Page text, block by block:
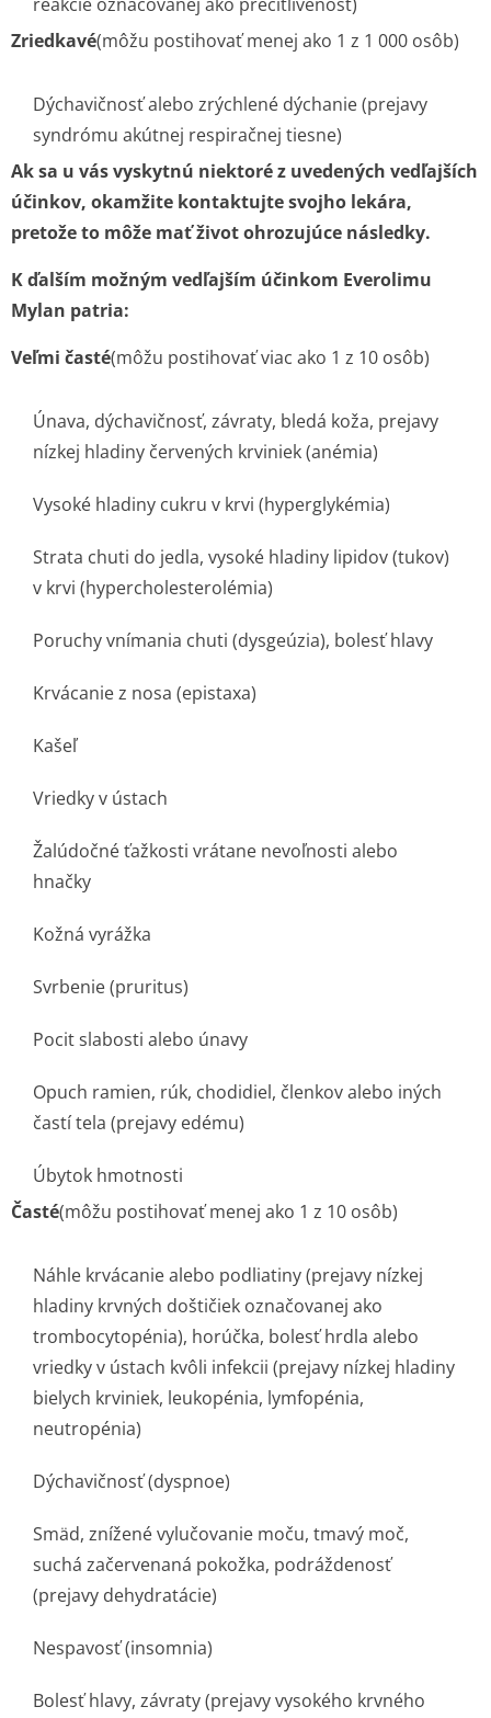
Zriedkavé(môžu postihovať menej ako 1 z 1 000 osôb)
Dýchavičnosť alebo zrýchlené dýchanie (prejavy
syndrómu akútnej respiračnej tiesne)
Ak sa u vás vyskytnú niektoré z uvedených vedľajších
účinkov, okamžite kontaktujte svojho lekára,
pretože to môže mať život ohrozujúce následky.
K ďalším možným vedľajším účinkom Everolimu
Mylan patria:
Veľmi časté(môžu postihovať viac ako 1 z 10 osôb)
Únava, dýchavičnosť, závraty, bledá koža, prejavy
nízkej hladiny červených krviniek (anémia)
Vysoké hladiny cukru v krvi (hyperglykémia)
Strata chuti do jedla, vysoké hladiny lipidov (tukov)
v krvi (hypercholeste­rolémia)
Poruchy vnímania chuti (dysgeúzia), bolesť hlavy
Krvácanie z nosa (epistaxa)
Kašeľ
Vriedky v ústach
Žalúdočné ťažkosti vrátane nevoľnosti alebo
hnačky
Kožná vyrážka
Svrbenie (pruritus)
Pocit slabosti alebo únavy
Opuch ramien, rúk, chodidiel, členkov alebo iných
častí tela (prejavy edému)
Úbytok hmotnosti
Časté(môžu postihovať menej ako 1 z 10 osôb)
Náhle krvácanie alebo podliatiny (prejavy nízkej
hladiny krvných doštičiek označovanej ako
trombocytopénia), horúčka, bolesť hrdla alebo
vriedky v ústach kvôli infekcii (prejavy nízkej hladiny
bielych krviniek, leukopénia, lymfopénia,
neutropénia)
Dýchavičnosť (dyspnoe)
Smäd, znížené vylučovanie moču, tmavý moč,
suchá začervenaná pokožka, podráždenosť
(prejavy dehydratácie)
Nespavosť (insomnia)
Bolesť hlavy, závraty (prejavy vysokého krvného